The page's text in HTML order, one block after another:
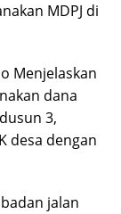
MDPJ di
Menjelaskan
dana
3,
desa dengan
jalan